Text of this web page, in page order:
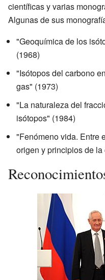
científicas y varias
Algunas de sus
"Geoquímica de los
(1968)
"Isótopos del carbono
gas" (1973)
"La naturaleza del
isótopos" (1984)
"Fenómeno vida. Entre
origen y principios de